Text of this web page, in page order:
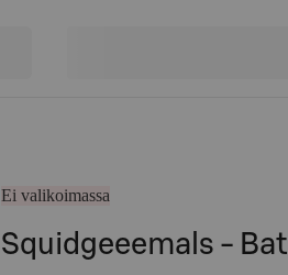
Ei valikoimassa
Squidgeeemals - Bat